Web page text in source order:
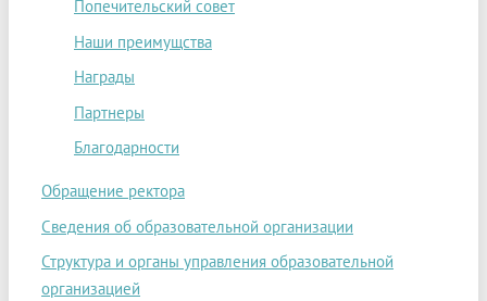
Попечительский совет
Наши преимущства
Награды
Партнеры
Благодарности
Обращение ректора
Сведения об образовательной организации
Структура и органы управления образовательной
организацией